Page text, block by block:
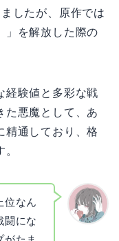
したが、原作では
」を解放した際の
経験値と多彩な戦
た悪魔として、あ
精通しており、格
位なん
闘にな